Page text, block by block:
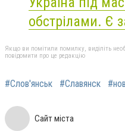
обстрілами. Є
Якщо ви помітили помилку, виділіть
повідомити про це редакцію
#Слов'янськ #Славянск
Сайт міста